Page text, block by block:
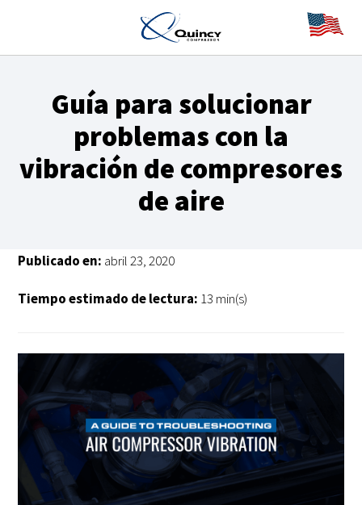
Guía para solucionar
problemas con la
vibración de compresores
de aire
Publicado en: abril 23, 2020
Tiempo estimado de lectura: 13 min(s)